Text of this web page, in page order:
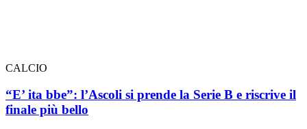
CALCIO
“E’ ita bbe”: l’Ascoli si prende la Serie B e riscrive il
finale più bello